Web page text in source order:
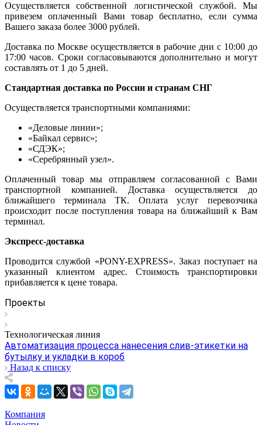
Осуществляется собственной логистической службой. Мы
привезем оплаченный Вами товар бесплатно, если сумма
Вашего заказа более 3000 рублей.
Доставка по Москве осуществляется в рабочие дни с 10:00 до
17:00 часов. Сроки согласовываются дополнительно и могут
составлять от 1 до 5 дней.
Стандартная доставка по России и странам СНГ
Осуществляется транспортными компаниями:
«Деловые линии»;
«Байкал сервис»;
«СДЭК»;
«Серебрянный узел».
Оплаченный товар мы отправляем согласованной с Вами
транспортной компанией. Доставка осуществляется до
ближайшего терминала ТК. Оплата услуг перевозчика
происходит после поступления товара на ближайший к Вам
терминал.
Экспресс-доставка
Проводится службой «PONY-EXPRESS». Заказ поступает на
указанный клиентом адрес. Стоимость транспортировки
прибавляется к цене товара.
Проекты
Технологическая линия
Автоматизация процесса нанесения слив-этикетки на
бутылку и укладки в короб
Назад к списку
Компания